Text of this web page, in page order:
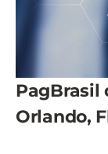
PagBrasil
Orlando,